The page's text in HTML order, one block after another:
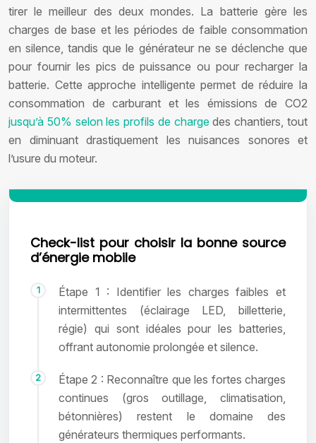
tirer le meilleur des deux mondes. La batterie gère les
charges de base et les périodes de faible consommation
en silence, tandis que le générateur ne se déclenche que
pour fournir les pics de puissance ou pour recharger la
batterie. Cette approche intelligente permet de réduire la
consommation de carburant et les émissions de CO2
jusqu’à 50% selon les profils de chargedes chantiers, tout
en diminuant drastiquement les nuisances sonores et
l’usure du moteur.
Check-list pour choisir la bonne source
d’énergie mobile
Étape 1 : Identifier les charges faibles et
intermittentes (éclairage LED, billetterie,
régie) qui sont idéales pour les batteries,
offrant autonomie prolongée et silence.
Étape 2 : Reconnaître que les fortes charges
continues (gros outillage, climatisation,
bétonnières) restent le domaine des
générateurs thermiques performants.